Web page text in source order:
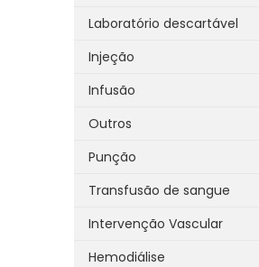
Laboratório descartável
Injeção
Infusão
Outros
Punção
Transfusão de sangue
Intervenção Vascular
Hemodiálise